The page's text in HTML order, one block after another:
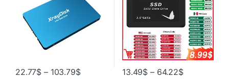
22.77$ – 103.79$ 13.49$ – 64.22$